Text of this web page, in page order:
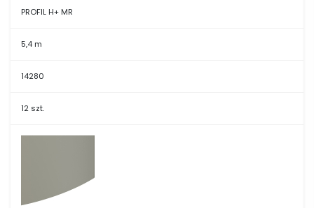
PROFIL H+ MR
5,4 m
14280
12 szt.